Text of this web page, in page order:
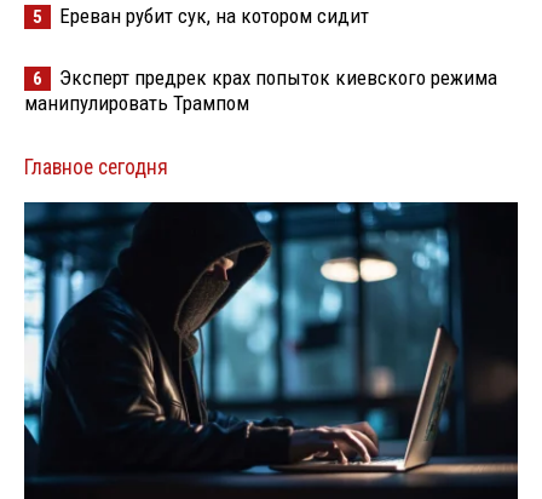
5 Ереван рубит сук, на котором сидит
6
Эксперт предрек крах попыток киевского режима
манипулировать Трампом
Главное сегодня